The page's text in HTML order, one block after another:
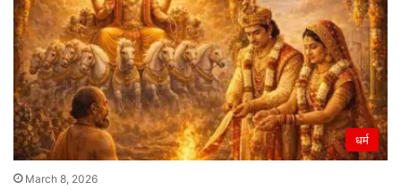
धर्म
March 8, 2026